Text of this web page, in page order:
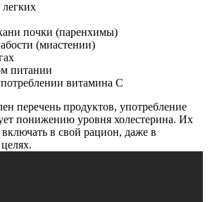
легких
почки (паренхимы)
(миастении)
питании
витамина С
перечень продуктов, употребление
понижению уровня холестерина. Их
в свой рацион, даже в